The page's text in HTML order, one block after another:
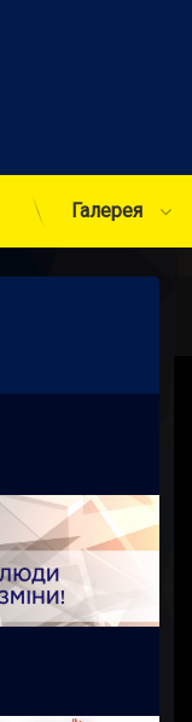
Галерея